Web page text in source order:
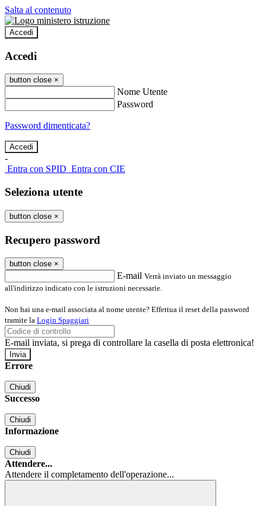
Salta al contenuto
Accedi
Accedi
button close ×
Nome Utente
Password
Password dimenticata?
-
Entra con SPID Entra con CIE
Seleziona utente
button close ×
Recupero password
button close ×
E-mail Verrà inviato un messaggio
all'indirizzo indicato con le istruzioni necessarie.
Non hai una e-mail associata al nome utente? Effettua il reset della password
tramite la Login Spaggiari
E-mail inviata, si prega di controllare la casella di posta elettronica!
Errore
Chiudi
Successo
Chiudi
Informazione
Chiudi
Attendere...
Attendere il completamento dell'operazione...